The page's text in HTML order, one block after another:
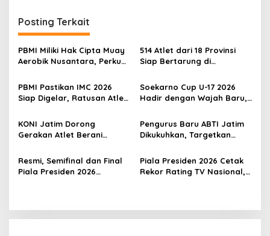
g
a
s
p
o
s
Posting Terkait
PBMI Miliki Hak Cipta Muay
Aerobik Nusantara, Perkuat
Indonesia
514 Atlet dari 18 Provinsi
Siap Bertarung di
Championship 2026 di
Bekasi
PBMI Pastikan IMC 2026
Siap Digelar, Ratusan Atlet
di Bekasi
Soekarno Cup U-17 2026
Hadir dengan Wajah Baru,
Penghargaan Man of the
Match
KONI Jatim Dorong
Gerakan Atlet Berani
Tekanan Mental Atlet Laki-
Laki
Pengurus Baru ABTI Jatim
Dikukuhkan, Targetkan
Barometer Bola Tangan
Indonesia
Resmi, Semifinal dan Final
Piala Presiden 2026
Piala Presiden 2026 Cetak
Rekor Rating TV Nasional,